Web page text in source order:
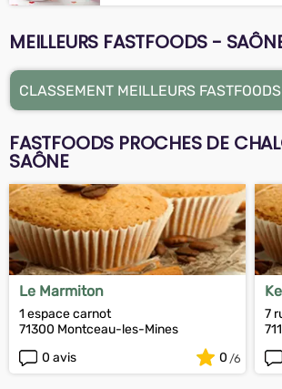
MEILLEURS FASTFOODS -
CLASSEMENT MEILLEURS FASTFOODS
FASTFOODS PROCHES DE
SAÔNE
Le Marmiton
1 espace carnot
71300 Montceau-les-Mines
0 avis
0
7